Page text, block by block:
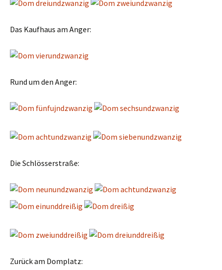
Das Kaufhaus am Anger:
Rund um den Anger:
Die Schlösserstraße:
Zurück am Domplatz: